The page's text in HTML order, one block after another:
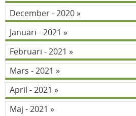
December - 2020
Januari - 2021
Februari - 2021
Mars - 2021
April - 2021
Maj - 2021